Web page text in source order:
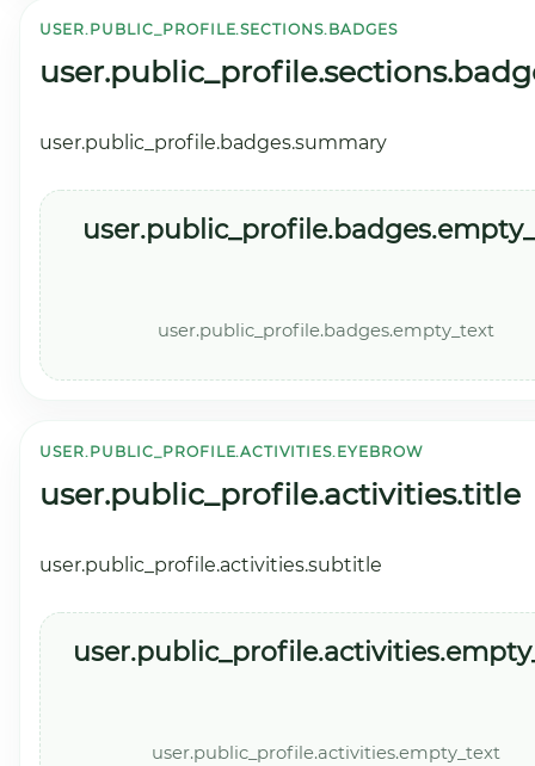
USER.PUBLIC_PROFILE.SECTIONS.BADGES
user.public_profile.badges.summary
user.public_profile.badges.empty_text
USER.PUBLIC_PROFILE.ACTIVITIES.EYEBROW
user.public_profile.activities.title
user.public_profile.activities.subtitle
user.public_profile.activities.empty_text